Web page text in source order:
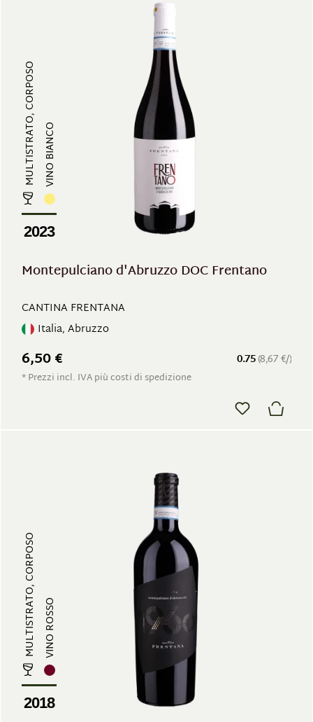
MULTISTRATO, CORPOSOVINO BIANCO
2023
Montepulciano d'Abruzzo DOC Frentano
CANTINA FRENTANA
Italia, Abruzzo
0.75(8,67 €/)
6,50 €
* Prezzi incl. IVA più costi di spedizione
MULTISTRATO, CORPOSOVINO ROSSO
2018